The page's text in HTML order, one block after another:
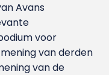
Avans
voor
van derden
van de